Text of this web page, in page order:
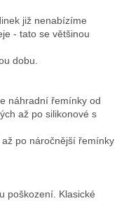
již nenabízíme
- tato se většinou
dobu.
náhradní řemínky od
až po silikonové s
po náročnější řemínky
poškození. Klasické